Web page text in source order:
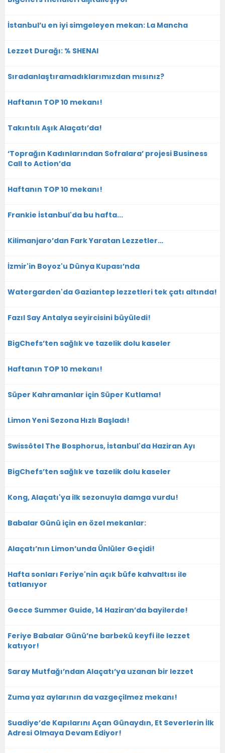
İstanbul’u en iyi simgeleyen mekan: La Mancha
Lezzet Durağı: % SHENAI
Sıradanlaştıramadıklarımızdan mısınız?
Haftanın TOP 10 mekanı!
Takıntılı Aşık Alaçatı’da!
‘Toprağın Kadınlarından Sofralara’ projesi Business
Call to Action’da
Haftanın TOP 10 mekanı!
Frankie İstanbul'da bu hafta...
Kilimanjaro’dan Fark Yaratan Lezzetler…
İzmir'in Boyoz'u Dünya Kupası’nda
Watergarden'da Gaziantep lezzetleri tek çatı altında!
Fazıl Say Antalya seyircisini büyüledi!
BigChefs’ten sağlık ve tazelik dolu kaseler
Haftanın TOP 10 mekanı!
Süper Kahramanlar için Süper Kutlama!
Limon Yeni Sezona Hızlı Başladı!
Swissôtel The Bosphorus, İstanbul'da Haziran Ayı
BigChefs’ten sağlık ve tazelik dolu kaseler
Kong, Alaçatı'ya ilk sezonuyla damga vurdu!
Babalar Günü için en özel mekanlar:
Alaçatı’nın Limon’unda Ünlüler Geçidi!
Hafta sonları Feriye'nin açık büfe kahvaltısı ile
tatlanıyor
Gecce Summer Guide, 14 Haziran’da bayilerde!
Feriye Babalar Günü’ne barbekü keyfi ile lezzet
katıyor!
Saray Mutfağı’ndan Alaçatı’ya uzanan bir lezzet
Zuma yaz aylarının da vazgeçilmez mekanı!
Suadiye’de Kapılarını Açan Günaydın, Et Severlerin İlk
Adresi Olmaya Devam Ediyor!